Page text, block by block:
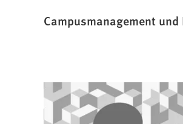
Campusmanagement